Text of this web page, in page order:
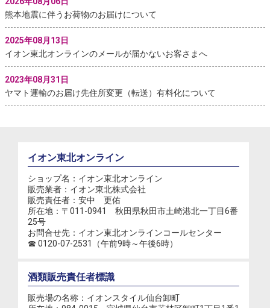
熊本地震に伴うお荷物のお届けについて
2025年08月13日
イオン東北オンラインのメールが届かないお客さまへ
2023年08月31日
ヤマト運輸のお届け先住所変更（転送）有料化について
2021年05月06日
イオン東北オンライン
ショップ名：イオン東北オンライン
販売業者：イオン東北株式会社
販売責任者：安中 更佑
所在地：〒011-0941 秋田県秋田市土崎港北一丁目6番
25号
お問合せ先：イオン東北オンラインコールセンター
☎ 0120-07-2531（午前9時～午後6時）
酒類販売責任者標識
販売場の名称：イオンスタイル仙台卸町